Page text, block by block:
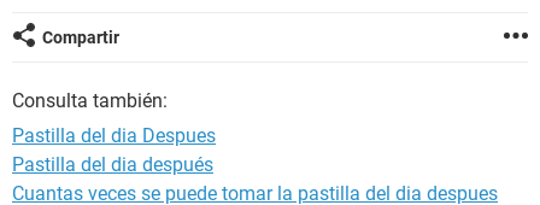
Compartir
Consulta también:
Pastilla del dia Despues
Pastilla del dia después
Cuantas veces se puede tomar la pastilla del dia despues